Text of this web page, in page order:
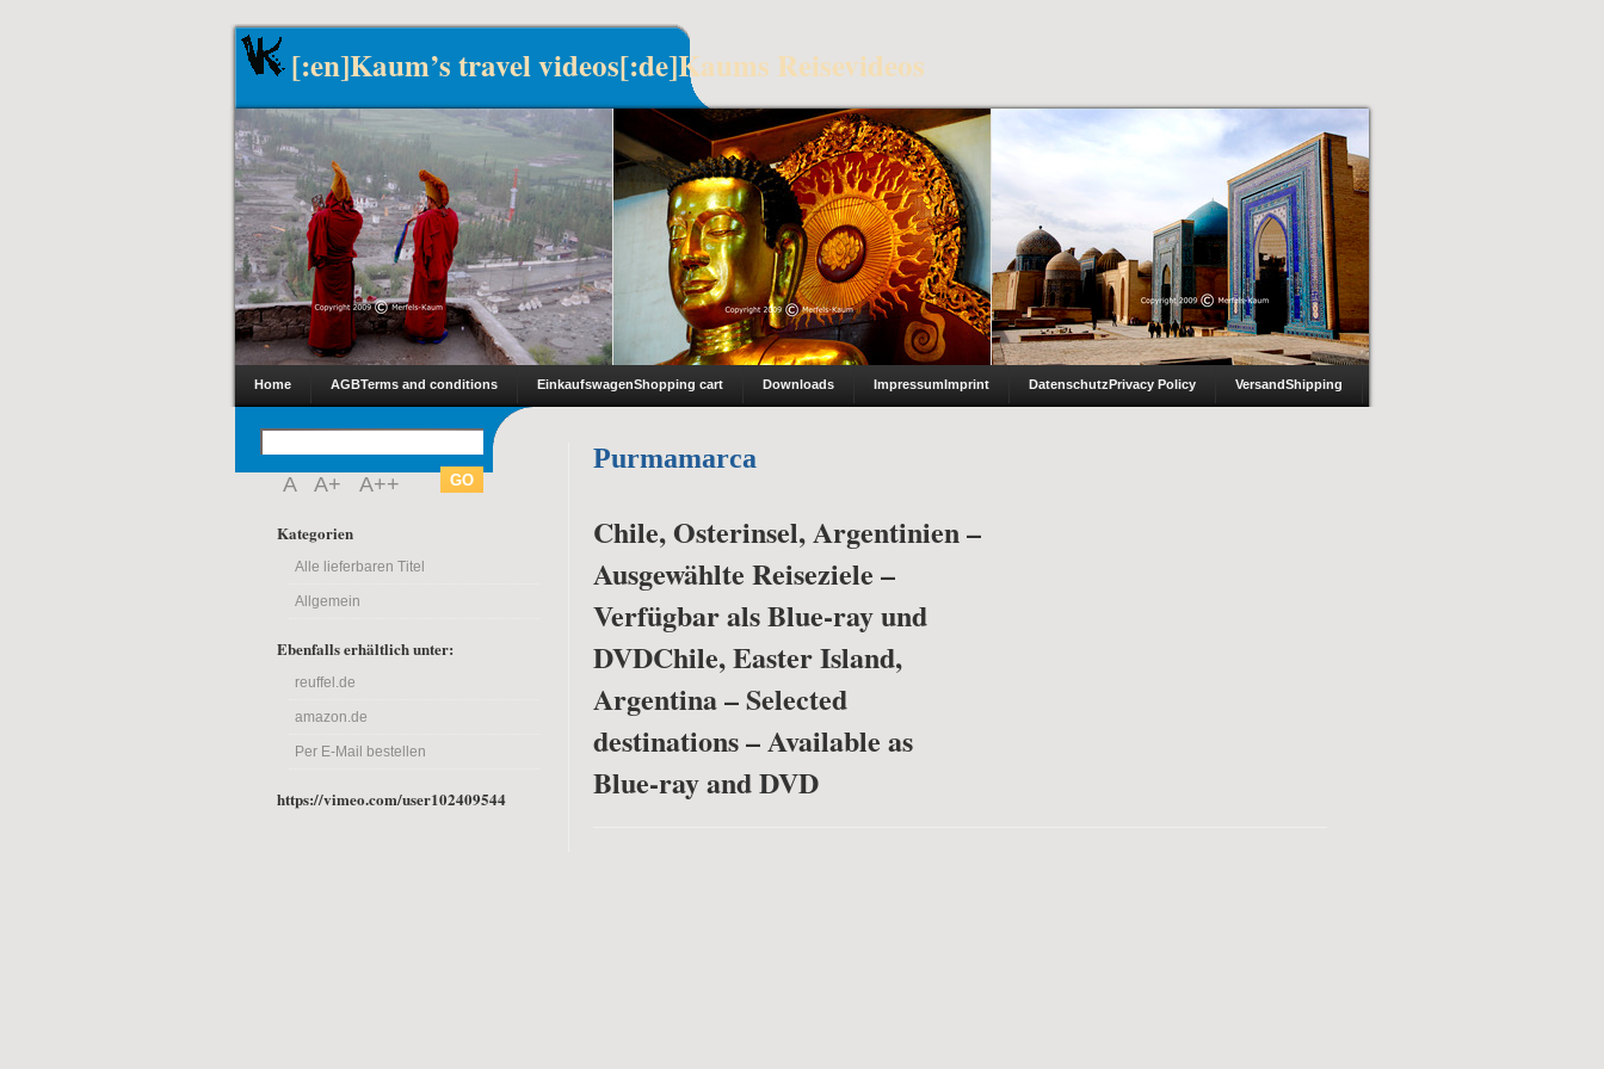
[:en]Kaum’s travel videos[:de]Kaums Reisevideos
Home AGBTerms and conditions EinkaufswagenShopping cart Downloads ImpressumImprint DatenschutzPrivacy Policy VersandShipping
A A+ A++
Kategorien
Alle lieferbaren Titel
Allgemein
Ebenfalls erhältlich unter:
reuffel.de
amazon.de
Per E-Mail bestellen
https://vimeo.com/user102409544
Purmamarca
Chile, Osterinsel, Argentinien –
Ausgewählte Reiseziele –
Verfügbar als Blue-ray und
DVDChile, Easter Island,
Argentina – Selected
destinations – Available as
Blue-ray and DVD